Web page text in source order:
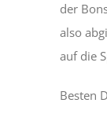
der
also
auf die
Besten